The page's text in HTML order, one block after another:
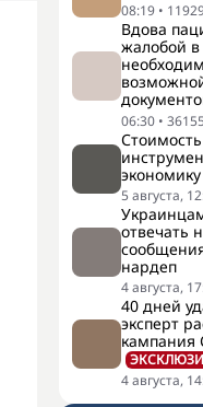
08:19 •
Вдова
жалобой
06:30 •
5 августа,
отвечать
нардеп
4 августа,
40 дней
эксперт
кампания
4 августа,